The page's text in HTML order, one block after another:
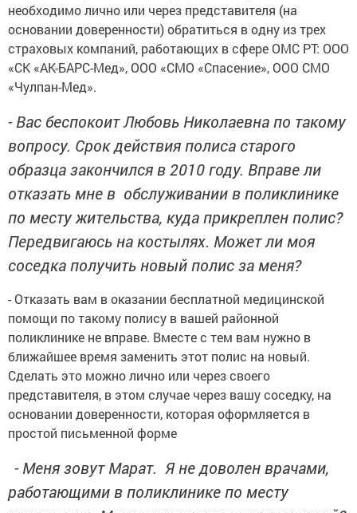
необходимо лично или через представителя (на
основании доверенности) обратиться в одну из трех
страховых компаний, работающих в сфере ОМС РТ: ООО
«СК «АК-БАРС-Мед», ООО «СМО «Спасение», ООО СМО
«Чулпан-Мед».
- Вас беспокоит Любовь Николаевна по такому
вопросу. Срок действия полиса старого
образца закончился в 2010 году. Вправе ли
отказать мне в обслуживании в поликлинике
по месту жительства, куда прикреплен полис?
Передвигаюсь на костылях. Может ли моя
соседка получить новый полис за меня?
- Отказать вам в оказании бесплатной медицинской
помощи по такому полису в вашей районной
поликлинике не вправе. Вместе с тем вам нужно в
ближайшее время заменить этот полис на новый.
Сделать это можно лично или через своего
представителя, в этом случае через вашу соседку, на
основании доверенности, которая оформляется в
простой письменной форме
- Меня зовут Марат. Я не доволен врачами,
работающими в поликлинике по месту